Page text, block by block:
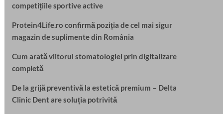
competițiile sportive active
Protein4Life.ro confirmă poziția de cel mai sigur
magazin de suplimente din România
Cum arată viitorul stomatologiei prin digitalizare
completă
De la grijă preventivă la estetică premium – Delta
Clinic Dent are soluția potrivită